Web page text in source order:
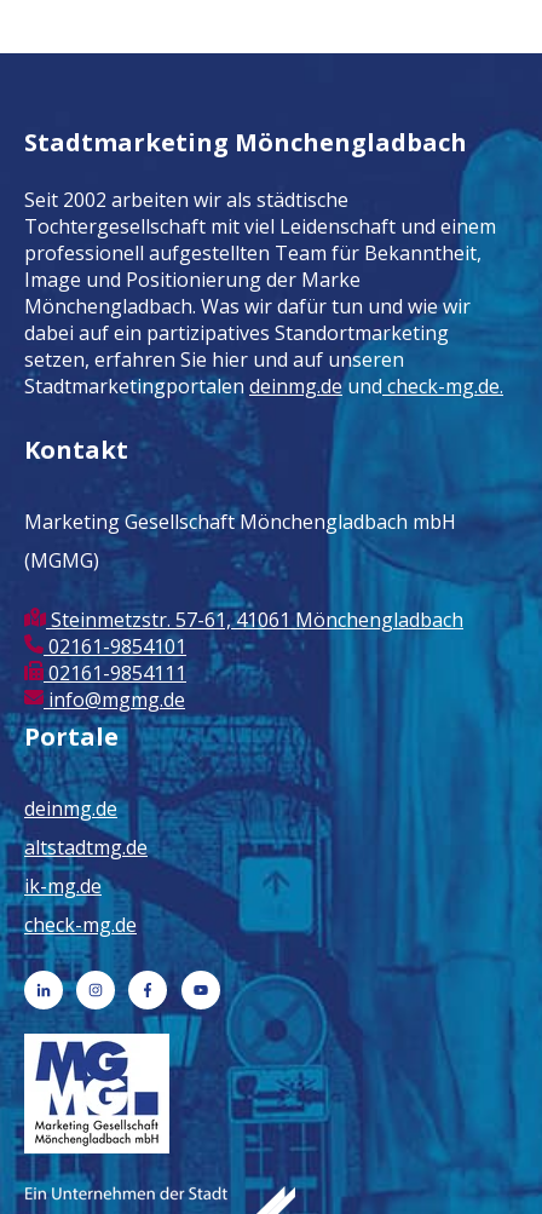
Stadtmarketing Mönchengladbach
Seit 2002 arbeiten wir als städtische
Tochtergesellschaft mit viel Leidenschaft und einem
professionell aufgestellten Team für Bekanntheit,
Image und Positionierung der Marke
Mönchengladbach. Was wir dafür tun und wie wir
dabei auf ein partizipatives Standortmarketing
setzen, erfahren Sie hier und auf unseren
Stadtmarketingportalendeinmg.deund check-mg.de.
Kontakt
Marketing Gesellschaft Mönchengladbach mbH
(MGMG)
Steinmetzstr. 57-61, 41061 Mönchengladbach
02161-9854101
02161-9854111
info@mgmg.de
Portale
deinmg.de
altstadtmg.de
ik-mg.de
check-mg.de